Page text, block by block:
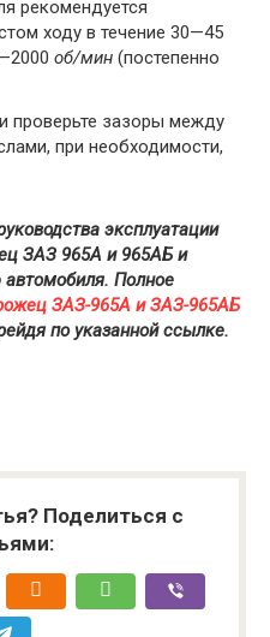
рекомендуется
ходу в течение 30—45
об/мин (постепенно
проверьте зазоры между
при необходимости,
эксплуатации
ЗАЗ 965А и 965АБ и
Полное
ЗАЗ-965А и ЗАЗ-965АБ
по указанной ссылке.
Поделиться с